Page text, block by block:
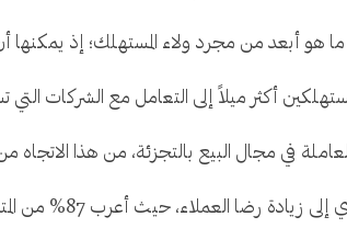
ما هو أبعد من مجرد ولاء المستهلك؛ إذ
في مجال البيع بالتجزئة، من هذا
ويوضح نموذج